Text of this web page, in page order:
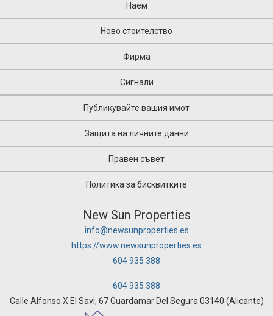
Наем
Ново стоителство
Фирма
Сигнали
Публикувайте вашия имот
Защита на личните данни
Правен съвет
Политика за бисквитките
New Sun Properties
info@newsunproperties.es
https://www.newsunproperties.es
604 935 388
604 935 388
Calle Alfonso X El Savi, 67 Guardamar Del Segura 03140 (Alicante)